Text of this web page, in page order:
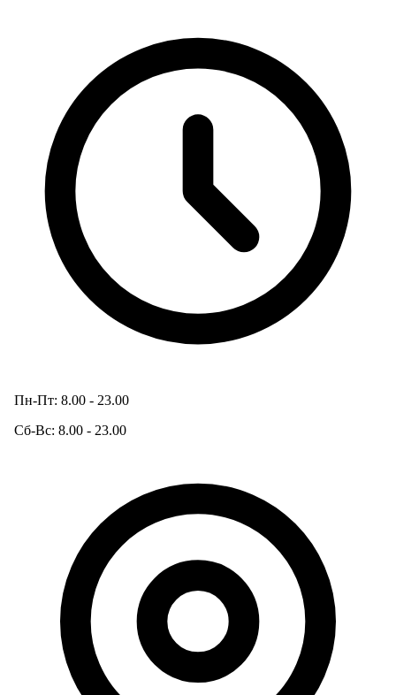
Пн-Пт: 8.00 - 23.00
Сб-Вс: 8.00 - 23.00